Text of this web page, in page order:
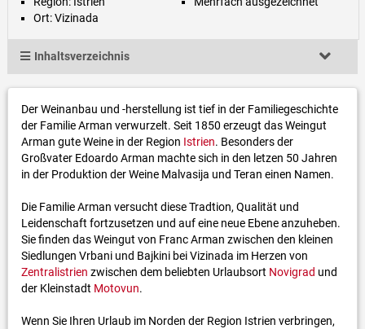
Ort: Vizinada
Inhaltsverzeichnis
Der Weinanbau und -herstellung ist tief in der Familiegeschichte
der Familie Arman verwurzelt. Seit 1850 erzeugt das Weingut
Arman gute Weine in der Region Istrien. Besonders der
Großvater Edoardo Arman machte sich in den letzen 50 Jahren
in der Produktion der Weine Malvasija und Teran einen Namen.
Die Familie Arman versucht diese Tradtion, Qualität und
Leidenschaft fortzusetzen und auf eine neue Ebene anzuheben.
Sie finden das Weingut von Franc Arman zwischen den kleinen
Siedlungen Vrbani und Bajkini bei Vizinada im Herzen von
Zentralistrien zwischen dem beliebten Urlaubsort Novigrad und
der Kleinstadt Motovun.
Wenn Sie Ihren Urlaub im Norden der Region Istrien verbringen,